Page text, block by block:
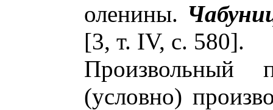
оленины.
[3, т. IV, с. 580].
Произвольный
(условно)